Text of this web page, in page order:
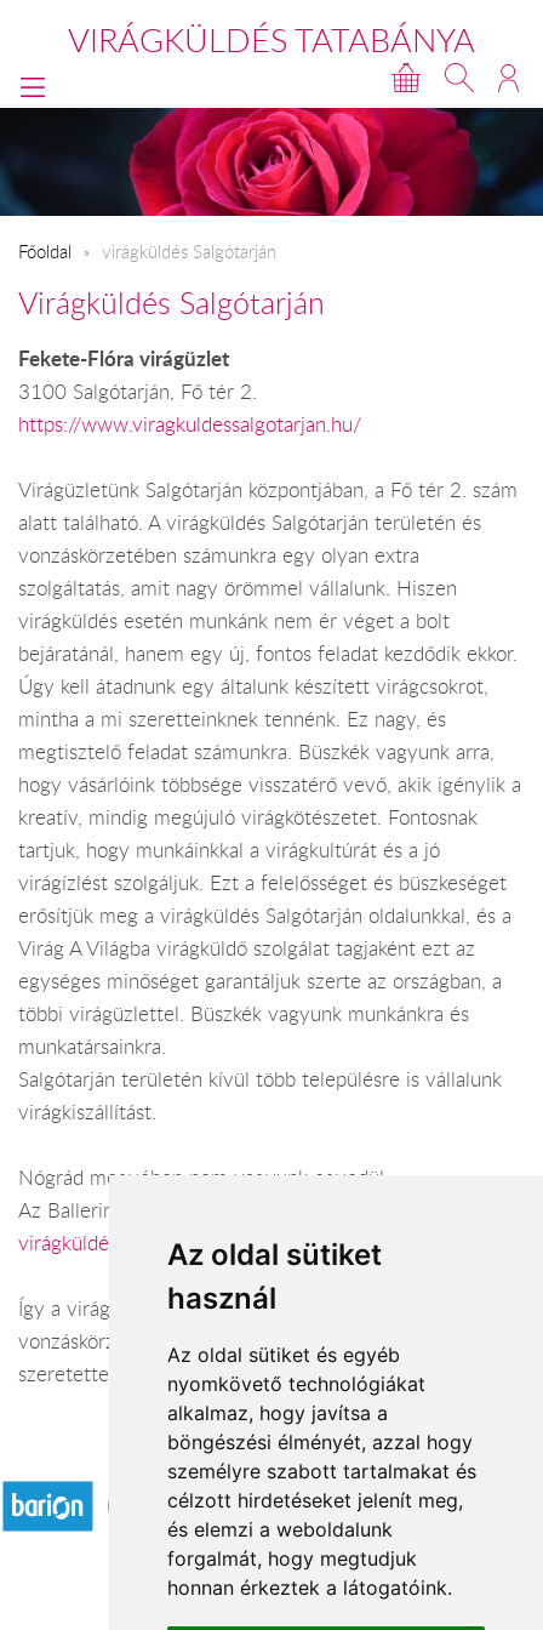
Az oldal sütiket
használ
Az oldal sütiket és egyéb
nyomkövető technológiákat
alkalmaz, hogy javítsa a
böngészési élményét, azzal hogy
személyre szabott tartalmakat és
célzott hirdetéseket jelenít meg,
és elemzi a weboldalunk
forgalmát, hogy megtudjuk
honnan érkeztek a látogatóink.
VIRÁGKÜLDÉS TATABÁNYA
Főoldal virágküldés Salgótarján
Virágküldés Salgótarján
Fekete-Flóra virágüzlet
3100 Salgótarján, Fő tér 2.
https://www.viragkuldessalgotarjan.hu/
Virágüzletünk Salgótarján központjában, a Fő tér 2. szám
alatt található. A virágküldés Salgótarján területén és
vonzáskörzetében számunkra egy olyan extra
szolgáltatás, amit nagy örömmel vállalunk. Hiszen
virágküldés esetén munkánk nem ér véget a bolt
bejáratánál, hanem egy új, fontos feladat kezdődik ekkor.
Úgy kell átadnunk egy általunk készített virágcsokrot,
mintha a mi szeretteinknek tennénk. Ez nagy, és
megtisztelő feladat számunkra. Büszkék vagyunk arra,
hogy vásárlóink többsége visszatérő vevő, akik igénylik a
kreatív, mindig megújuló virágkötészetet. Fontosnak
tartjuk, hogy munkáinkkal a virágkultúrát és a jó
virágízlést szolgáljuk. Ezt a felelősséget és büszkeséget
erősítjük meg a virágküldés Salgótarján oldalunkkal, és a
Virág A Világba virágküldő szolgálat tagjaként ezt az
egységes minőséget garantáljuk szerte az országban, a
többi virágüzlettel. Büszkék vagyunk munkánkra és
munkatársainkra.
Salgótarján területén kívül több településre is vállalunk
virágkiszállítást.
Nógrád megyében nem vagyunk egyedül:
Az Ballerina Virágüzlet Balassagyarmat területén (
virágküldés Balassagyarmat) és vonzáskörzetében.
Így a virágküldés Nógrád megye városaiban és azok
vonzáskörzetében is gond nélkül megoldható. Várjuk
szeretettel webáruházunkban!
Elfogadott fizetési módok